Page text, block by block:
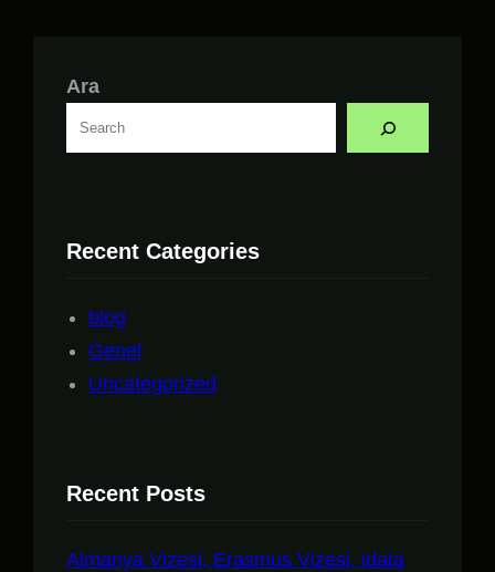
Ara
Recent Categories
blog
Genel
Uncategorized
Recent Posts
Almanya Vizesi, Erasmus Vizesi, idata